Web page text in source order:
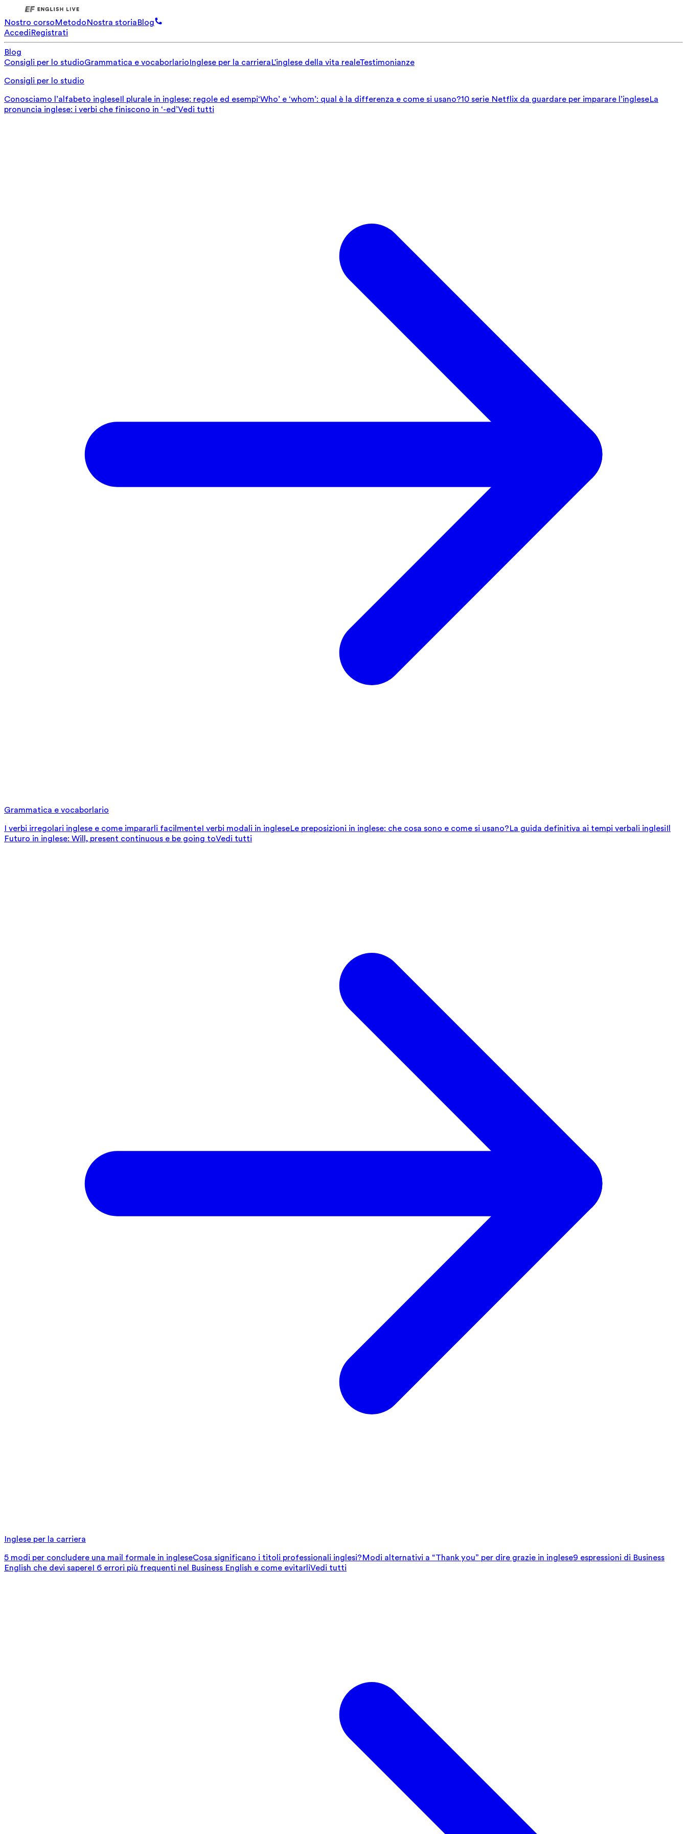
Nostro corsoMetodoNostra storiaBlog
AccediRegistrati
Blog
Consigli per lo studioGrammatica e vocaborlarioInglese per la carrieraL'inglese della vita realeTestimonianze
Consigli per lo studio
Conosciamo l’alfabeto ingleseIl plurale in inglese: regole ed esempi‘Who’ e ‘whom’: qual è la differenza e come si usano?10 serie Netflix da guardare per imparare l’ingleseLa
pronuncia inglese: i verbi che finiscono in ‘-ed’Vedi tutti
Grammatica e vocaborlario
I verbi irregolari inglese e come impararli facilmenteI verbi modali in ingleseLe preposizioni in inglese: che cosa sono e come si usano?La guida definitiva ai tempi verbali inglesiIl
Futuro in inglese: Will, present continuous e be going toVedi tutti
Inglese per la carriera
5 modi per concludere una mail formale in ingleseCosa significano i titoli professionali inglesi?Modi alternativi a “Thank you” per dire grazie in inglese9 espressioni di Business
English che devi sapereI 6 errori più frequenti nel Business English e come evitarliVedi tutti